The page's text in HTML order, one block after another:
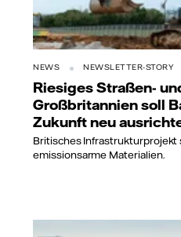
NEWS NEWSLETTER-STORY
Riesiges Straßen-
Großbritannien soll
Zukunft neu
Britisches Infrastrukturprojekt
emissionsarme Materialien.